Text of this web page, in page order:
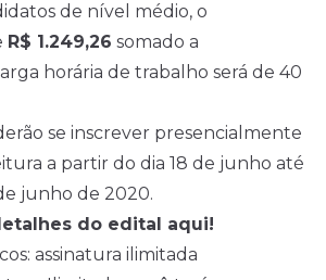
de nível médio, o
R$ 1.249,26 somado a
horária de trabalho será de 40
se inscrever presencialmente
a partir do dia 18 de junho até
junho de 2020.
do edital aqui!
assinatura ilimitada